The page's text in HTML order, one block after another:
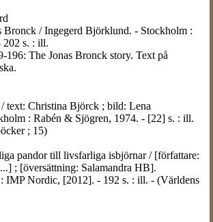
Bronck / Ingegerd Björklund. - Stockholm :
202 s. : ill.
196: The Jonas Bronck story. Text på
text: Christina Björck ; bild: Lena
: Rabén & Sjögren, 1974. - [22] s. : ill.
; 15)
pandor till livsfarliga isbjörnar / [författare:
; [översättning: Salamandra HB].
IMP Nordic, [2012]. - 192 s. : ill. - (Världens